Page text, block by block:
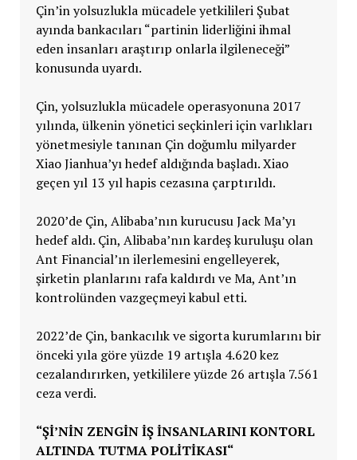
Çin’in yolsuzlukla mücadele yetkilileri Şubat
ayında bankacıları “partinin liderliğini ihmal
eden insanları araştırıp onlarla ilgileneceği”
konusunda uyardı.
Çin, yolsuzlukla mücadele operasyonuna 2017
yılında, ülkenin yönetici seçkinleri için varlıkları
yönetmesiyle tanınan Çin doğumlu milyarder
Xiao Jianhua’yı hedef aldığında başladı. Xiao
geçen yıl 13 yıl hapis cezasına çarptırıldı.
2020’de Çin, Alibaba’nın kurucusu Jack Ma’yı
hedef aldı. Çin, Alibaba’nın kardeş kuruluşu olan
Ant Financial’ın ilerlemesini engelleyerek,
şirketin planlarını rafa kaldırdı ve Ma, Ant’ın
kontrolünden vazgeçmeyi kabul etti.
2022’de Çin, bankacılık ve sigorta kurumlarını bir
önceki yıla göre yüzde 19 artışla 4.620 kez
cezalandırırken, yetkililere yüzde 26 artışla 7.561
ceza verdi.
“Şİ’NİN ZENGİN İŞ İNSANLARINI KONTORL
ALTINDA TUTMA POLİTİKASI“